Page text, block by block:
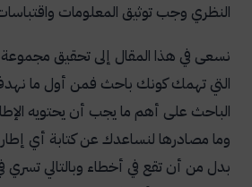
النظري وجب توثيق المعلومات
نسعى في هذا المقال إلى تحقيق مجموعة
التي تهمك كونك باحث فمن أول ما
الباحث على أهم ما يجب أن يحتويه
وما مصادرها لنساعدك عن كتابة أي
بدل من أن تقع في أخطاء وبالتالي تسري